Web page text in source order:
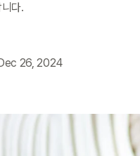
다.
26, 2024